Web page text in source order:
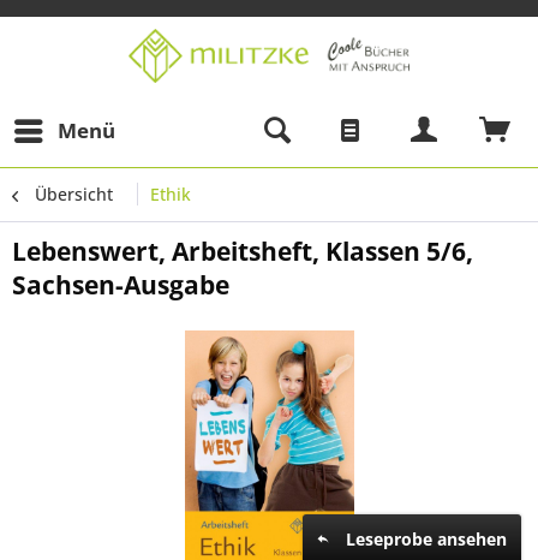
Menü
Übersicht Ethik
Lebenswert, Arbeitsheft, Klassen 5/6,
Sachsen-Ausgabe
Leseprobe ansehen